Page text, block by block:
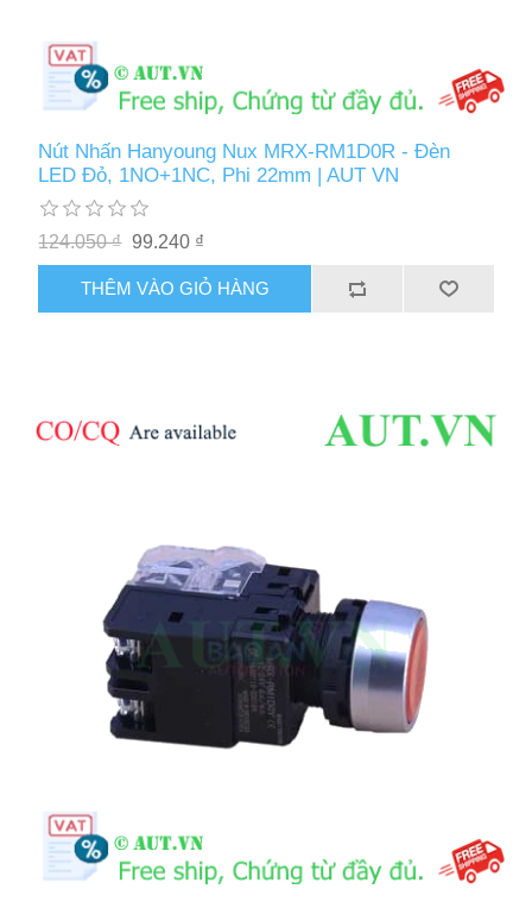
Nút Nhấn Hanyoung Nux MRX-RM1D0R - Đèn
LED Đỏ, 1NO+1NC, Phi 22mm | AUT VN
124.050 ₫ 99.240 ₫
THÊM VÀO GIỎ HÀNG